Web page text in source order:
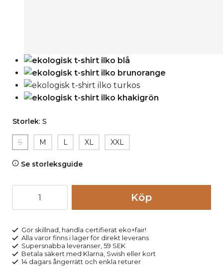
Storlek: S
S M L XL XXL
Se storleksguide
turkos
mängd
Köp
Gör skillnad, handla certifierat eko+fair!
Alla varor finns i lager för direkt leverans
Supersnabba leveranser, 59 SEK
Betala säkert med Klarna, Swish eller kort
14 dagars ångerrätt och enkla returer